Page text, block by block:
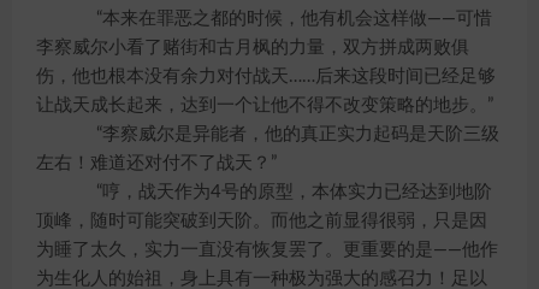
“本来在罪恶之都的时候，他有机会这样做——可惜
李察威尔小看了赌街和古月枫的力量，双方拼成两败俱
伤，他也根本没有余力对付战天……后来这段时间已经足够
让战天成长起来，达到一个让他不得不改变策略的地步。”
“李察威尔是异能者，他的真正实力起码是天阶三级
左右！难道还对付不了战天？”
“哼，战天作为4号的原型，本体实力已经达到地阶
顶峰，随时可能突破到天阶。而他之前显得很弱，只是因
为睡了太久，实力一直没有恢复罢了。更重要的是——他作
为生化人的始祖，身上具有一种极为强大的感召力！足以